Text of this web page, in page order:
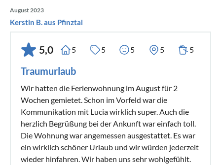
August 2023
Kerstin B. aus Pfinztal
5,0 5 5 5 5 5
Traumurlaub
Wir hatten die Ferienwohnung im August für 2
Wochen gemietet. Schon im Vorfeld war die
Kommunikation mit Lucia wirklich super. Auch die
herzlich Begrüßung bei der Ankunft war einfach toll.
Die Wohnung war angemessen ausgestattet. Es war
ein wirklich schöner Urlaub und wir würden jederzeit
wieder hinfahren. Wir haben uns sehr wohlgefühlt.